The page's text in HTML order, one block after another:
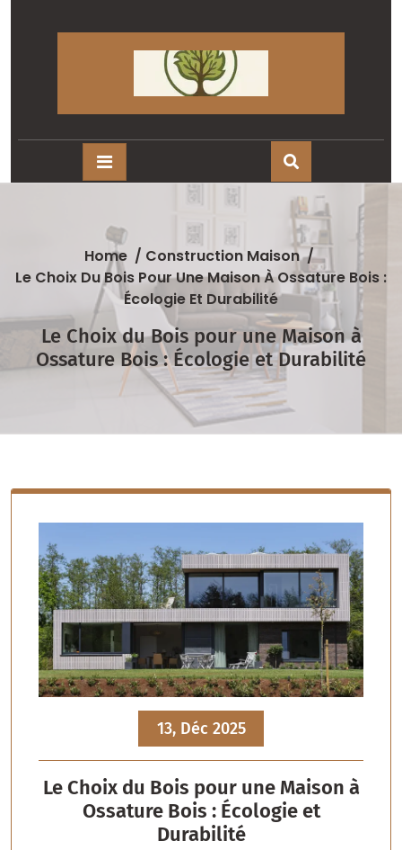
Home / Construction Maison/
Le Choix Du Bois Pour Une Maison À Ossature Bois :
Écologie Et Durabilité
Le Choix du Bois pour une Maison à
Ossature Bois : Écologie et Durabilité
13, Déc 2025
Le Choix du Bois pour une Maison à
Ossature Bois : Écologie et
Durabilité